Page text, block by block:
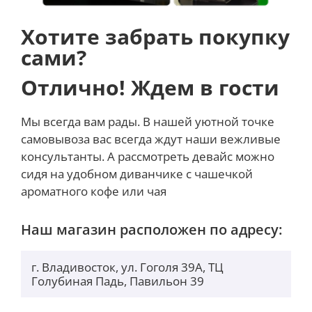
Хотите забрать покупку
сами?
Отлично! Ждем в гости
Мы всегда вам рады. В нашей уютной точке
самовывоза вас всегда ждут наши вежливые
консультанты. А рассмотреть девайс можно
сидя на удобном диванчике с чашечкой
ароматного кофе или чая
Наш магазин расположен по адресу:
г. Владивосток, ул. Гоголя 39А, ТЦ
Голубиная Падь, Павильон 39